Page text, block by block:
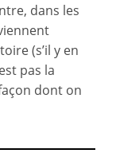
dans les
(s’il y en
pas la
dont on